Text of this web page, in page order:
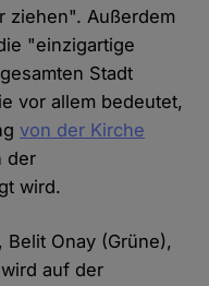
ziehen". Außerdem
"einzigartige
Stadt
vor allem bedeutet,
von der Kirche
der
wird.
Onay (Grüne),
auf der